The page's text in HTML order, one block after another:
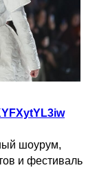
шоурум,
и фестиваль